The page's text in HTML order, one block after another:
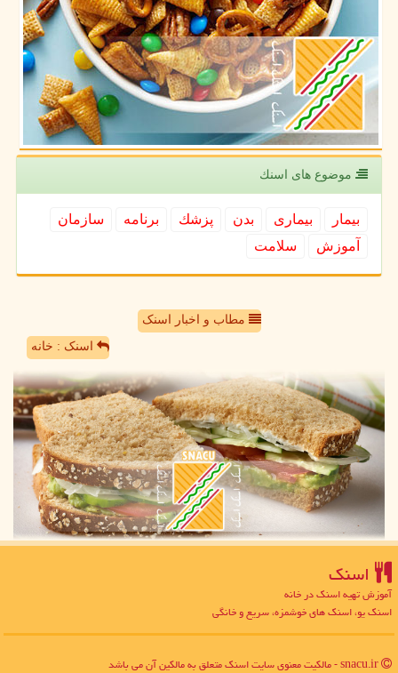
موضوع های اسنك
بیمار بیماری بدن پزشك برنامه
سازمان
آموزش
سلامت
مطاب و اخبار اسنک
اسنک : خانه
اسنك
آموزش تهیه اسنک در خانه
اسنک یو، اسنک های خوشمزه، سریع و خانگی